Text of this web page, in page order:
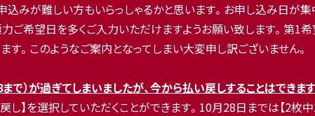
込みが難しい方もいらっしゃるかと思います。お申し込み日が
力ご希望日を多くご入力いただけますようお願い致します。第
す。このようなご案内となってしまい大変申し訳ございません。
で）が過ぎてしまいましたが、今から払い戻しすることはできま
し】を選択していただくことができます。10月28日までは【2